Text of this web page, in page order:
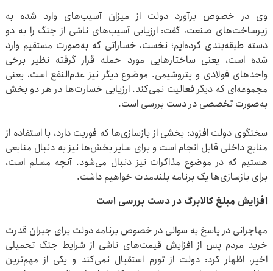
وی در خصوص برآورد دولت از میزان آسیب‌های وارد شده به
زیرساخت‌های صنعت، گفت: ارزیابی آسیب‌های ناشی از جنگ را به دو
دسته طبقه‌بندی کرده‌ایم؛ نخست، خساراتی که به‌صورت مستقیم وارد
شده است، یعنی ساختارهایی مورد حمله قرار گرفته نظیر برخی
واحدهای فولادی و پتروشیمی. موضوع دیگر نیز عدم‌النفع است، یعنی
مجموعه‌ای که دیگر فعالیت نمی‌کند. ارزیابی خسارت‌ها در هر دو بخش
به‌صورت تخصصی در دست بررسی است.
سخنگوی دولت افزود: بخشی از بازسازی‌ها که فوریت دارد، با استفاده از
منابع داخلی قابل انجام است و برای سایر بخش‌ها نیز به دنبال منابعی
هستیم که در موضوع مذاکرات نیز دنبال می‌شود. آنچه مسلم است،
برای بازسازی‌ها یک برنامه بلندمدت خواهیم داشت.
افزایش مبلغ کالابرگ در دست بررسی است
مهاجرانی در پاسخ به سوالی در خصوص برنامه دولت برای جبران قدرت
خرید مردم پس از افزایش قیمت‌های ناشی از شرایط جنگ تحمیلی
اخیر، اظهار کرد: دولت از تورم استقبال نمی‌کند و یکی از مهم‌ترین